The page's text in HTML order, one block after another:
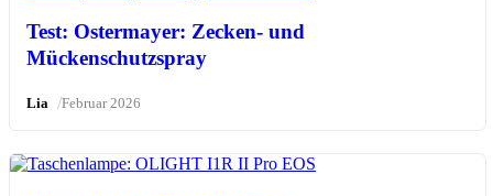
Test: Ostermayer: Zecken- und
Mückenschutzspray
Lia /Februar 2026